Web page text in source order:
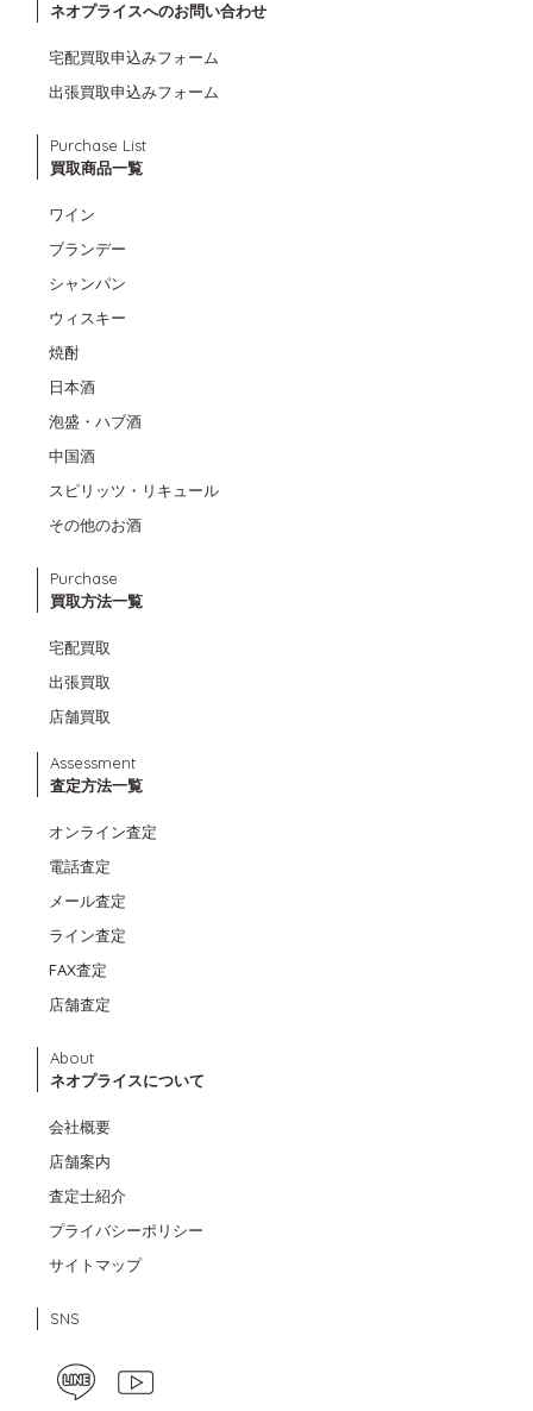
ネオプライスへのお問い合わせ
宅配買取申込みフォーム
出張買取申込みフォーム
Purchase List
買取商品一覧
ワイン
ブランデー
シャンパン
ウィスキー
焼酎
日本酒
泡盛・ハブ酒
中国酒
スピリッツ・リキュール
その他のお酒
Purchase
買取方法一覧
宅配買取
出張買取
店舗買取
Assessment
査定方法一覧
オンライン査定
電話査定
メール査定
ライン査定
FAX査定
店舗査定
About
ネオプライスについて
会社概要
店舗案内
査定士紹介
プライバシーポリシー
サイトマップ
SNS